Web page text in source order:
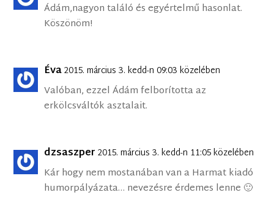
Ádám,nagyon találó és egyértelmű hasonlat.
Köszönöm!
Éva2015. március 3. kedd-n 09:03 közelében
Valóban, ezzel Ádám felborította az
erkölcsváltók asztalait.
dzsaszper 2015. március 3. kedd-n 11:05 közelében
Kár hogy nem mostanában van a Harmat kiadó
humorpályázata… nevezésre érdemes lenne 🙂